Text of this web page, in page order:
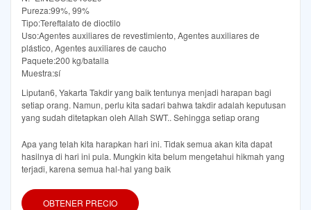
Pureza:99%, 99%
Tipo:Tereftalato de dioctilo
Uso:Agentes auxiliares de revestimiento, Agentes auxiliares de
plástico, Agentes auxiliares de caucho
Paquete:200 kg/batalla
Muestra:sí
Liputan6, Yakarta Takdir yang baik tentunya menjadi harapan bagi
setiap orang. Namun, perlu kita sadari bahwa takdir adalah keputusan
yang sudah ditetapkan oleh Allah SWT.. Sehingga setiap orang
Apa yang telah kita harapkan hari ini. Tidak semua akan kita dapat
hasilnya di hari ini pula. Mungkin kita belum mengetahui hikmah yang
terjadi, karena semua hal-hal yang baik
OBTENER PRECIO